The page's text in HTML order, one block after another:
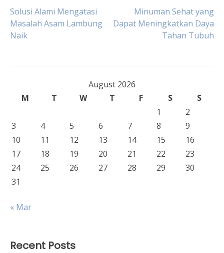
Post
navigation
Solusi Alami Mengatasi
Masalah Asam Lambung
Naik
Minuman Sehat yang
Dapat Meningkatkan Daya
Tahan Tubuh
August 2026
M
T W T F S
S
1
2
3
4 5 6 7 8
9
10
11 12 13 14 15
16
17
18 19 20 21 22
23
24
25 26 27 28 29
30
31
« Mar
Recent Posts